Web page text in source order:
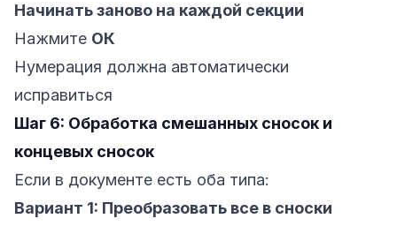
Начинать заново на каждой секции
Нажмите ОК
Нумерация должна автоматически
исправиться
Шаг 6: Обработка смешанных сносок и
концевых сносок
Если в документе есть оба типа:
Вариант 1: Преобразовать все в сноски